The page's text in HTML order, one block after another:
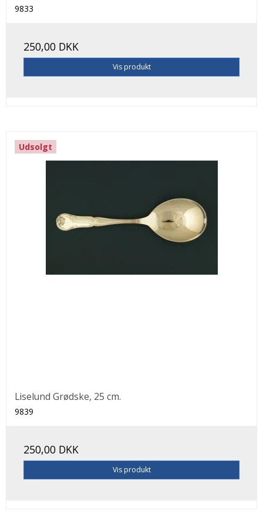
9833
250,00 DKK
Vis produkt
Udsolgt
Liselund Grødske, 25 cm.
9839
250,00 DKK
Vis produkt